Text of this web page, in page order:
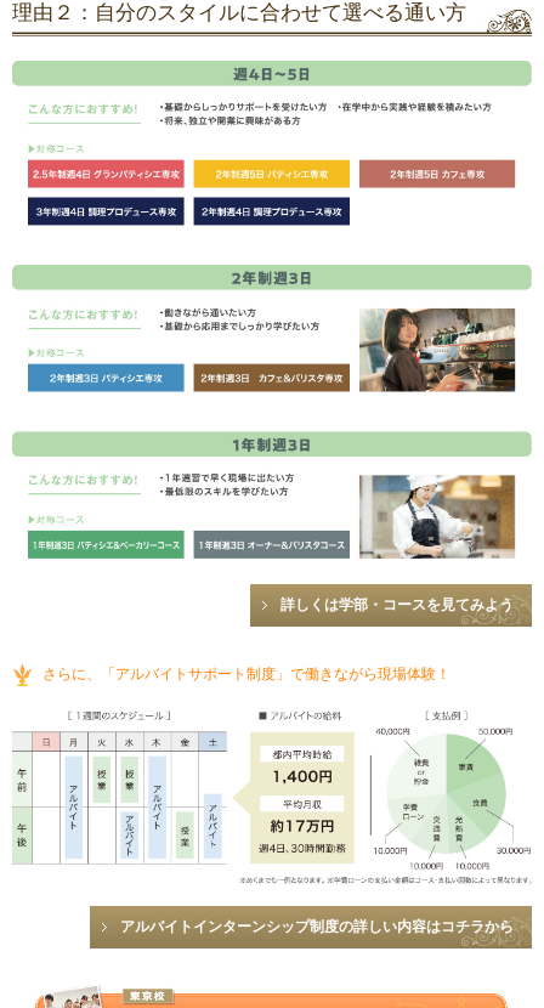
理由２：自分のスタイルに合わせて選べる通い方
詳しくは学部・コースを見てみよう
さらに、「アルバイトサポート制度」で働きながら現場体験！
アルバイトインターンシップ制度の詳しい内容はコチラから